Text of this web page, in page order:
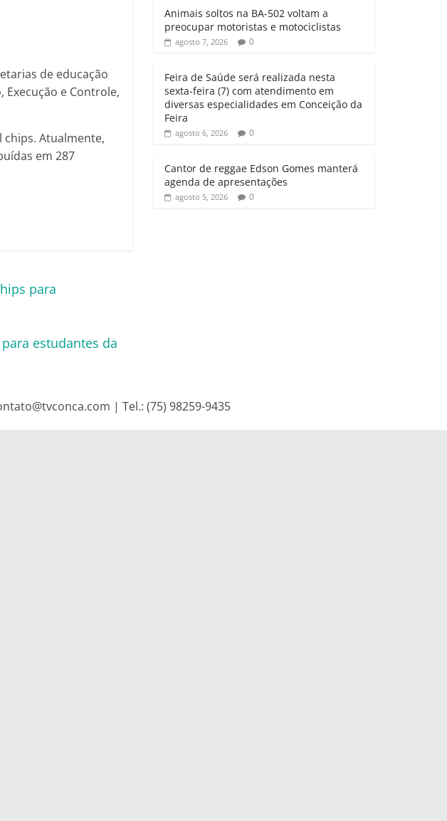
de educação
e Controle,
chips. Atualmente,
em 287
para
estudantes da
Animais soltos na BA-502 voltam a
preocupar motoristas e motociclistas
agosto 7, 2026 0
Feira de Saúde será realizada nesta
sexta-feira (7) com atendimento em
diversas especialidades em Conceição da
Feira
agosto 6, 2026 0
Cantor de reggae Edson Gomes manterá
agenda de apresentações
agosto 5, 2026 0
| Tel.: (75) 98259-9435